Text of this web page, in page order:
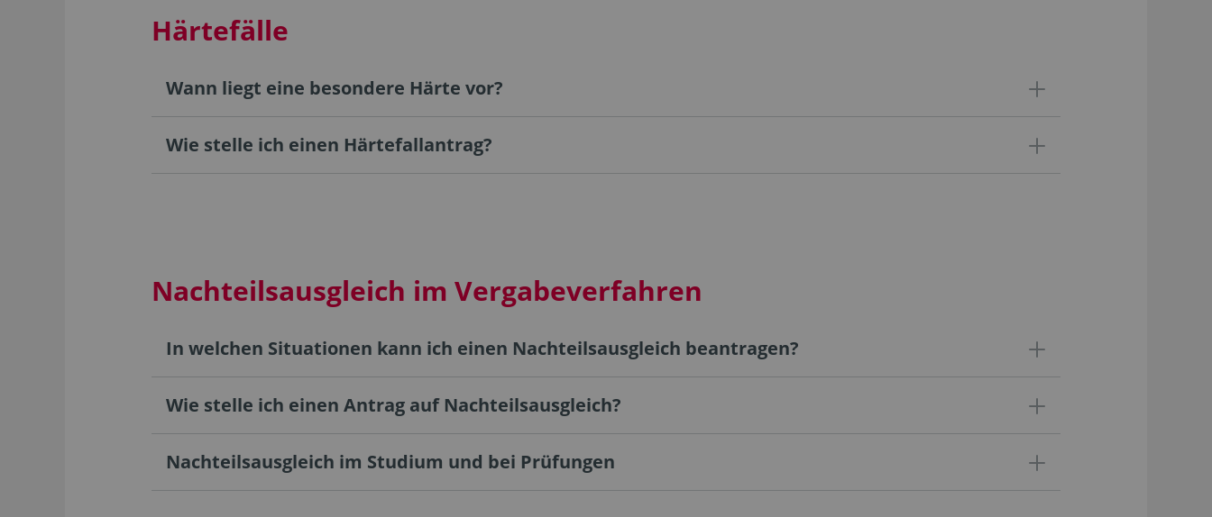
Härtefälle
Wann liegt eine besondere Härte vor?
Wie stelle ich einen Härtefallantrag?
Nachteilsausgleich im Vergabeverfahren
In welchen Situationen kann ich einen Nachteilsausgleich beantragen?
Wie stelle ich einen Antrag auf Nachteilsausgleich?
Nachteilsausgleich im Studium und bei Prüfungen